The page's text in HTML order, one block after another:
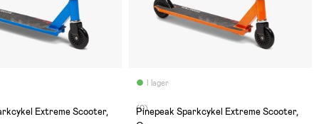
Extreme Scooter,
I lager
(0)
Pinepeak Sparkcykel Extreme Scooter,